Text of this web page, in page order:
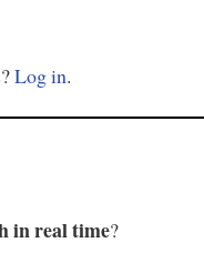
Log in.
in real time?